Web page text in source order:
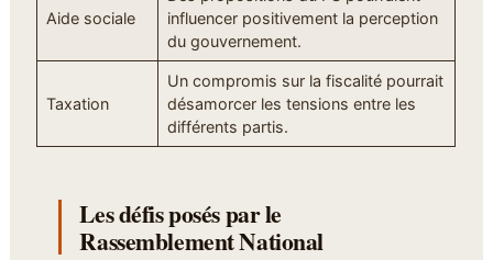
Aide sociale
influencer positivement la perception
du gouvernement.
Taxation
Un compromis sur la fiscalité pourrait
désamorcer les tensions entre les
différents partis.
Les défis posés par le
Rassemblement National